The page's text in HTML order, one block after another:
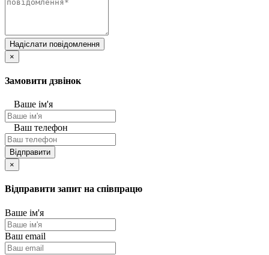
Надіслати повідомлення
×
Замовити дзвінок
Ваше ім'я
Ваш телефон
Відправити
×
Відправити запит на співпрацю
Ваше ім'я
Ваш email